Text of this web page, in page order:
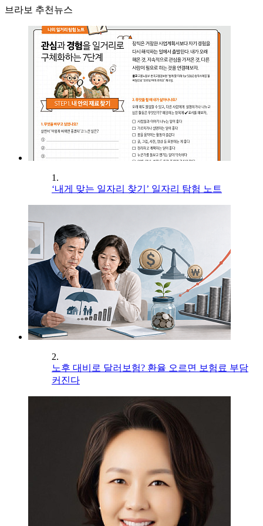
브라보 추천뉴스
1.
‘내게 맞는 일자리 찾기’ 일자리 탐험 노트
2.
노후 대비로 달러보험? 환율 오르면 보험료 부담
커진다